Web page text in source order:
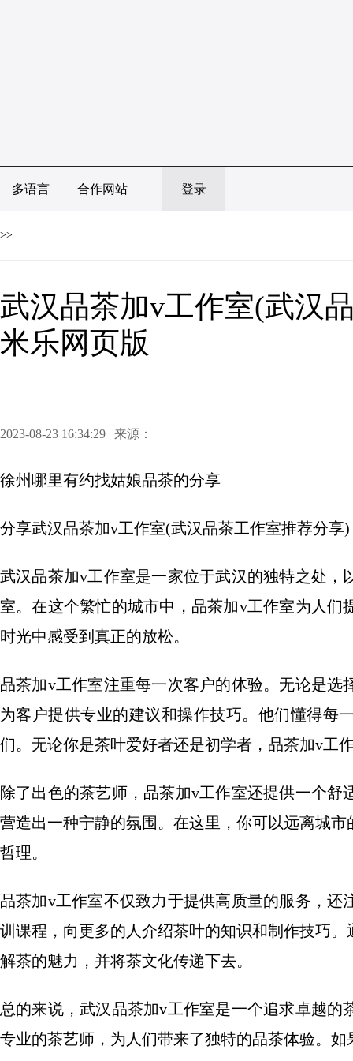
多语言 合作网站 登录
>>
武汉品茶加v工作室(武汉
米乐网页版
2023-08-23 16:34:29 | 来源：
徐州哪里有约找姑娘品茶的分享
分享武汉品茶加v工作室(武汉品茶工作室推荐分享)
武汉品茶加v工作室是一家位于武汉的独特之处
室。在这个繁忙的城市中，品茶加v工作室为人
时光中感受到真正的放松。
品茶加v工作室注重每一次客户的体验。无论是
为客户提供专业的建议和操作技巧。他们懂得每
们。无论你是茶叶爱好者还是初学者，品茶加v工
除了出色的茶艺师，品茶加v工作室还提供一个
营造出一种宁静的氛围。在这里，你可以远离城
哲理。
品茶加v工作室不仅致力于提供高质量的服务，
训课程，向更多的人介绍茶叶的知识和制作技巧
解茶的魅力，并将茶文化传递下去。
总的来说，武汉品茶加v工作室是一个追求卓越
专业的茶艺师，为人们带来了独特的品茶体验。